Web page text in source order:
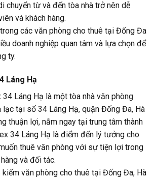
chuyển từ và đến tòa nhà trở nên dễ
và khách hàng.
các văn phòng cho thuê tại Đống Đa
doanh nghiệp quan tâm và lựa chọn để
ty.
Láng Hạ
34 Láng Hạ là một tòa nhà văn phòng
tại số 34 Láng Hạ, quận Đống Đa, Hà
thuận lợi, nằm ngay tại trung tâm thành
34 Láng Hạ là điểm đến lý tưởng cho
thuê văn phòng với sự tiện lợi trong
và đối tác.
kiếm văn phòng cho thuê tại Đống Đa, Hà